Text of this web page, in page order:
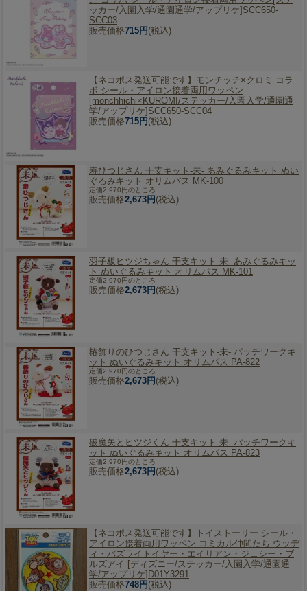
ッカー/入園入学/通園通学/アップリケ]SCC650-
SCC03
販売価格715円 (税込)
【ネコポス発送可能です】 モンチッチ×クロミ コラ
ボ シール・アイロン接着両用ワッペン
[monchhichi×KUROMI/ステッカー/入園入学/通園通
学/アップリケ]SCC650-SCC04
販売価格715円 (税込)
寿ひつじさん 干支キット-未- あみぐるみキット ぬい
ぐるみキット オリムパス MK-100
定価2,970円のところ
販売価格2,673円 (税込)
羽子板ヒツジちゃん 干支キット-未- あみぐるみキッ
ト ぬいぐるみキット オリムパス MK-101
定価2,970円のところ
販売価格2,673円 (税込)
椿飾りのひつじさん 干支キット-未- パッチワークキ
ット ぬいぐるみキット オリムパス PA-822
定価2,970円のところ
販売価格2,673円 (税込)
破魔矢とヒツジくん 干支キット-未- パッチワークキ
ット ぬいぐるみキット オリムパス PA-823
定価2,970円のところ
販売価格2,673円 (税込)
【ネコポス発送可能です】
トイストーリー シール・
アイロン接着両用ワッペン コミカル仲間たち ウッデ
ィ・バズライトイヤー・エイリアン・ジェシー・ブ
ルズアイ [ディズニー/ステッカー/入園入学/通園通
学/アップリケ]D01Y3291
販売価格748円 (税込)